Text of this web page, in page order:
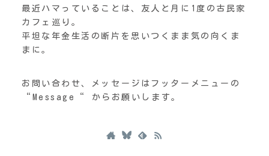
最近ハマっていることは、友人と月に1度の古民家
カフェ巡り。
平坦な年金生活の断片を思いつくまま気の向くま
まに。
お問い合わせ、メッセージはフッターメニューの
“Message“ からお願いします。